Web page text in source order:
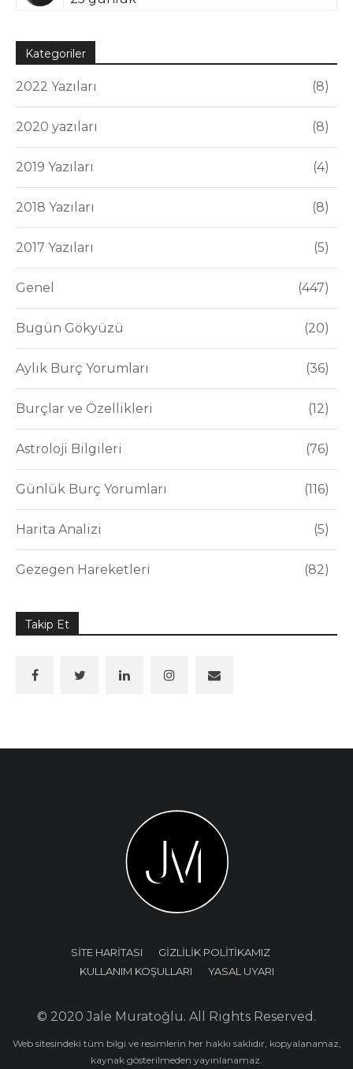
Kategoriler
2022 Yazıları 8
2020 yazıları 8
2019 Yazıları 4
2018 Yazıları 8
2017 Yazıları 5
Genel 447
Bugün Gökyüzü 20
Aylık Burç Yorumları 36
Burçlar ve Özellikleri 12
Astroloji Bilgileri 76
Günlük Burç Yorumları 116
Harita Analizi 5
Gezegen Hareketleri 82
Takip Et
SİTE HARİTASI
GİZLİLİK POLİTİKAMIZ
KULLANIM KOŞULLARI
YASAL UYARI
© 2020 Jale Muratoğlu. All Rights Reserved.
Web sitesindeki tüm bilgi ve resimlerin her hakkı saklıdır, kopyalanamaz,
kaynak gösterilmeden yayınlanamaz.